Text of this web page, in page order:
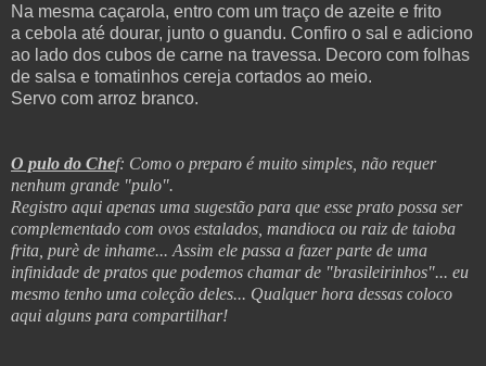
Na mesma caçarola, entro com um traço de azeite e frito
a cebola até dourar, junto o guandu. Confiro o sal e adiciono
ao lado dos cubos de carne na travessa. Decoro com folhas
de salsa e tomatinhos cereja cortados ao meio.
Servo com arroz branco.
O pulo do Chef: Como o preparo é muito simples, não requer
nenhum grande "pulo".
Registro aqui apenas uma sugestão para que esse prato possa ser
complementado com ovos estalados, mandioca ou raiz de taioba
frita, purè de inhame... Assim ele passa a fazer parte de uma
infinidade de pratos que podemos chamar de "brasileirinhos"... eu
mesmo tenho uma coleção deles... Qualquer hora dessas coloco
aqui alguns para compartilhar!